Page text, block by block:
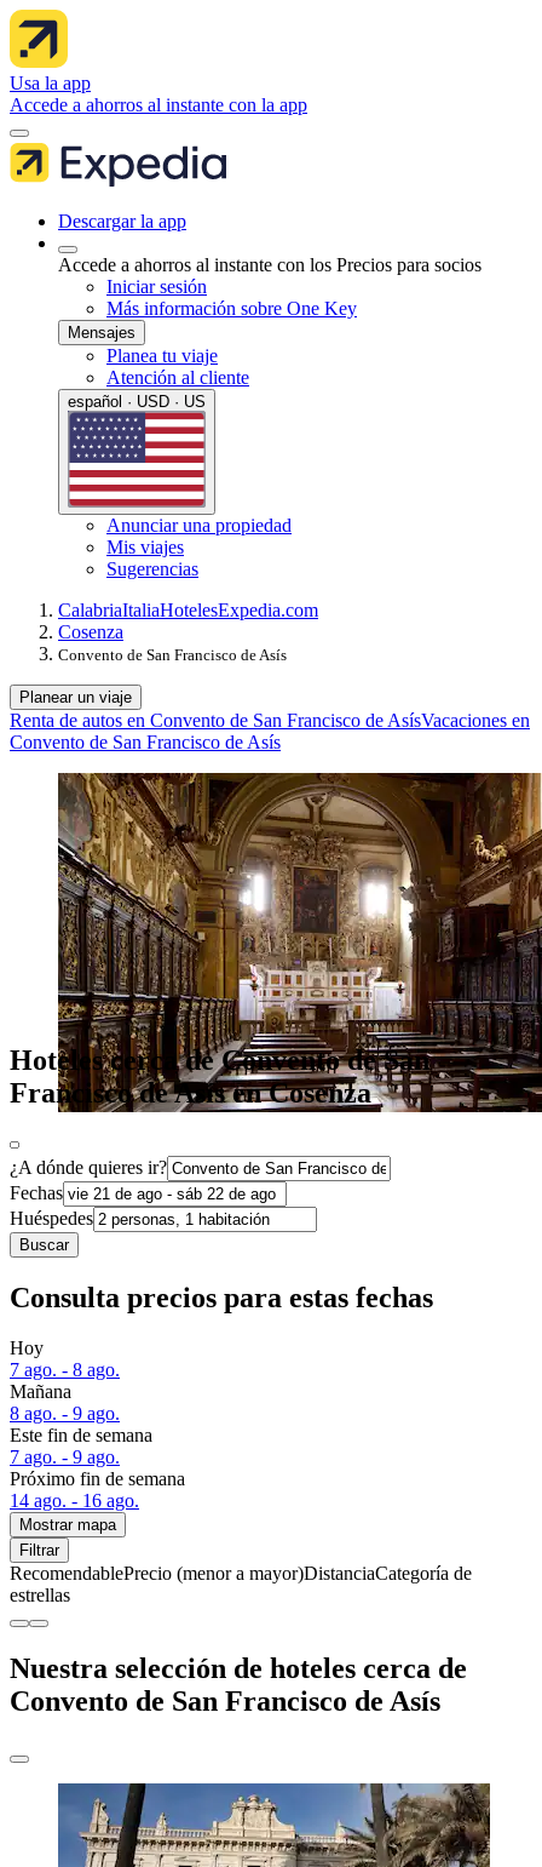
Usa la app
Accede a ahorros al instante con la app
Descargar la app
Accede a ahorros al instante con los Precios para socios
Iniciar sesión
Más información sobre One Key
Mensajes
Planea tu viaje
Atención al cliente
español · USD · US
Anunciar una propiedad
Mis viajes
Sugerencias
CalabriaItaliaHotelesExpedia.com
Cosenza
Convento de San Francisco de Asís
Planear un viaje
Renta de autos en Convento de San Francisco de AsísVacaciones en
Convento de San Francisco de Asís
Hoteles cerca de Convento de San
Francisco de Asís en Cosenza
¿A dónde quieres ir?
Fechas
Huéspedes
Buscar
Consulta precios para estas fechas
Hoy
7 ago. - 8 ago.
Mañana
8 ago. - 9 ago.
Este fin de semana
7 ago. - 9 ago.
Próximo fin de semana
14 ago. - 16 ago.
Mostrar mapa
Filtrar
RecomendablePrecio (menor a mayor)DistanciaCategoría de
estrellas
Nuestra selección de hoteles cerca de
Convento de San Francisco de Asís